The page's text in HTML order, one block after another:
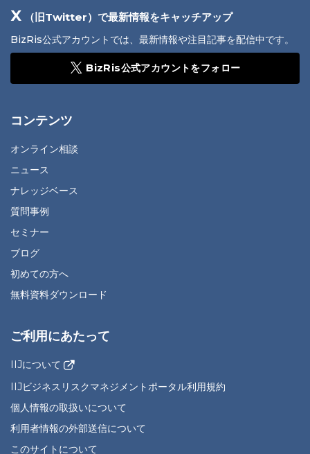
X （旧Twitter）で最新情報をキャッチアップ
BizRis公式アカウントでは、最新情報や注目記事を配信中です。
BizRis公式アカウントをフォロー
コンテンツ
オンライン相談
ニュース
ナレッジベース
質問事例
セミナー
ブログ
初めての方へ
無料資料ダウンロード
ご利用にあたって
IIJについて
IIJビジネスリスクマネジメントポータル利用規約
個人情報の取扱いについて
利用者情報の外部送信について
このサイトについて